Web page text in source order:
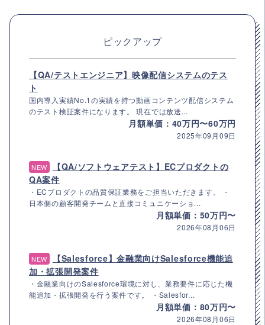
ピックアップ
【QA/テストエンジニア】映像配信システムのテス
ト
国内導入実績No.1の実績を持つ動画コンテンツ配信システム
のテスト検証案件になります。 現在では放送...
月額単価：40万円〜60万円
2025年09月09日
NEW
【QA/ソフトウェアテスト】ECプロダクトの
QA案件
・ECプロダクトの品質保証業務をご担当いただきます。 ・
日本側の顧客開発チームと直接コミュニケーショ...
月額単価：50万円〜
2026年08月06日
NEW
【Salesforce】金融業向けSalesforce機能追
加・拡張開発案件
・金融業向けのSalesforce環境に対し、業務要件に応じた機
能追加・拡張開発を行う案件です。 ・Salesfor...
月額単価：80万円〜
2026年08月06日